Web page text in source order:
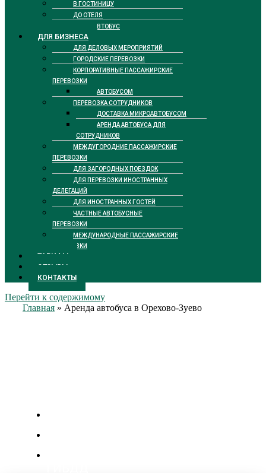
В ГОСТИНИЦУ
ДО ОТЕЛЯ
ТАКСИ АВТОБУС
ДЛЯ БИЗНЕСА
ДЛЯ ДЕЛОВЫХ МЕРОПРИЯТИЙ
ГОРОДСКИЕ ПЕРЕВОЗКИ
КОРПОРАТИВНЫЕ ПАССАЖИРСКИЕ
ПЕРЕВОЗКИ
АВТОБУСОМ
ПЕРЕВОЗКА СОТРУДНИКОВ
ДОСТАВКА МИКРОАВТОБУСОМ
АРЕНДА АВТОБУСА ДЛЯ
СОТРУДНИКОВ
МЕЖДУГОРОДНИЕ ПАССАЖИРСКИЕ
ПЕРЕВОЗКИ
ДЛЯ ЗАГОРОДНЫХ ПОЕЗДОК
ДЛЯ ПЕРЕВОЗКИ ИНОСТРАННЫХ
ДЕЛЕГАЦИЙ
ДЛЯ ИНОСТРАННЫХ ГОСТЕЙ
ЧАСТНЫЕ АВТОБУСНЫЕ
ПЕРЕВОЗКИ
МЕЖДУНАРОДНЫЕ ПАССАЖИРСКИЕ
ПЕРЕВОЗКИ
ТАРИФЫ
ОТЗЫВЫ
КОНТАКТЫ
Перейти к содержимому
Главная » Аренда автобуса в Орехово-Зуево